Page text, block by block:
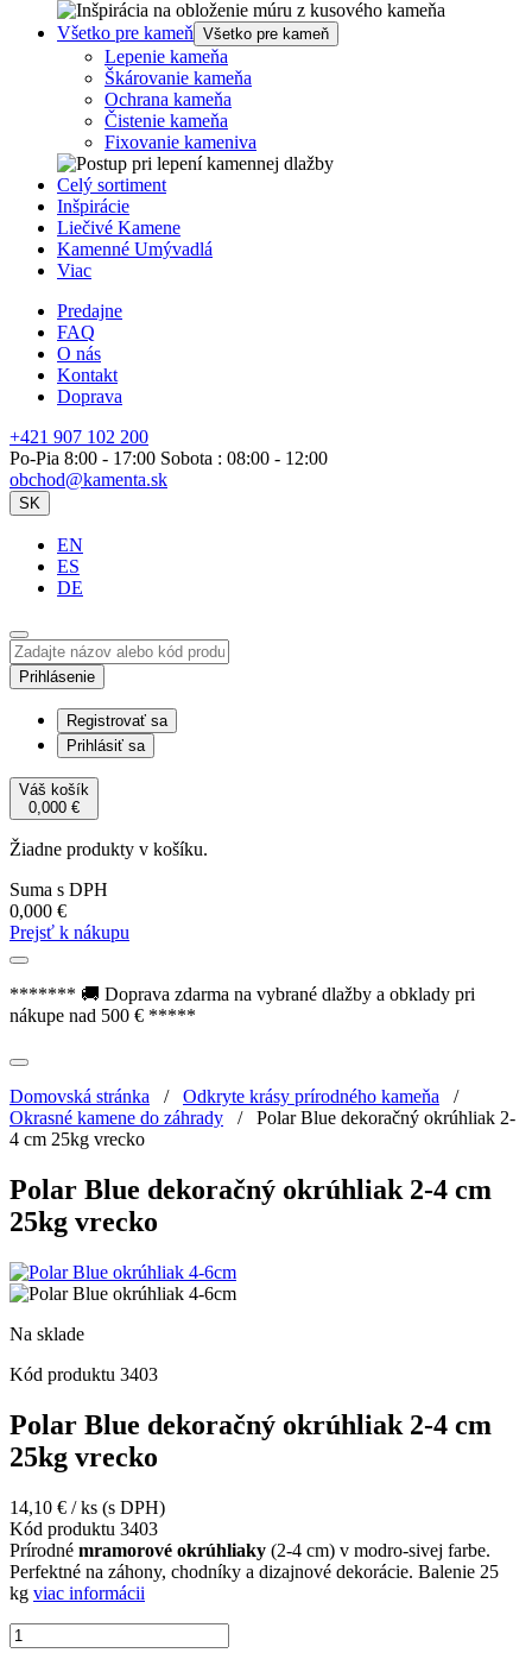
Všetko pre kameň Všetko pre kameň
Lepenie kameňa
Škárovanie kameňa
Ochrana kameňa
Čistenie kameňa
Fixovanie kameniva
Celý sortiment
Inšpirácie
Liečivé Kamene
Kamenné Umývadlá
Viac
Predajne
FAQ
O nás
Kontakt
Doprava
+421 907 102 200
Po-Pia 8:00 - 17:00 Sobota : 08:00 - 12:00
obchod@kamenta.sk
SK
EN
ES
DE
Prihlásenie
Registrovať sa
Prihlásiť sa
Váš košík
0,000 €
Žiadne produkty v košíku.
Suma s DPH
0,000 €
Prejsť k nákupu
******* 🚚 Doprava zdarma na vybrané dlažby a obklady pri
nákupe nad 500 € *****
Domovská stránka / Odkryte krásy prírodného kameňa /
Okrasné kamene do záhrady / Polar Blue dekoračný okrúhliak 2-
4 cm 25kg vrecko
Polar Blue dekoračný okrúhliak 2-4 cm
25kg vrecko
Na sklade
Kód produktu 3403
Polar Blue dekoračný okrúhliak 2-4 cm
25kg vrecko
14,10 € / ks (s DPH)
Kód produktu 3403
Prírodné mramorové okrúhliaky (2-4 cm) v modro-sivej farbe.
Perfektné na záhony, chodníky a dizajnové dekorácie. Balenie 25
kg viac informácii
množstvo